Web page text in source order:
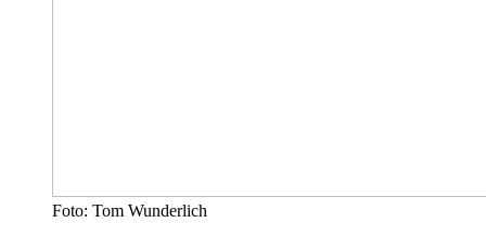
Foto: Tom Wunderlich